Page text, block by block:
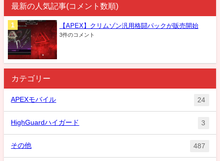
最新の人気記事(コメント数順)
【APEX】クリムゾン汎用格闘パックが販売開始
3件のコメント
カテゴリー
APEXモバイル 24
HighGuardハイガード 3
その他 487